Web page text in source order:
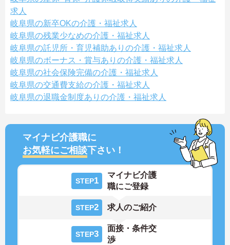
求人
岐阜県の新卒OKの介護・福祉求人
岐阜県の残業少なめの介護・福祉求人
岐阜県の託児所・育児補助ありの介護・福祉求人
岐阜県のボーナス・賞与ありの介護・福祉求人
岐阜県の社会保険完備の介護・福祉求人
岐阜県の交通費支給の介護・福祉求人
岐阜県の退職金制度ありの介護・福祉求人
マイナビ介護職に
お気軽にご相談下さい！
STEP1
マイナビ介護
職にご登録
STEP2 求人のご紹介
STEP3
面接・条件交
渉